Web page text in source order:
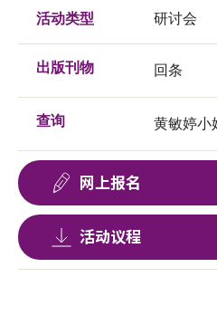
活动类型 研讨会
出版刊物 回条
查询 黄敏婷小
网上报名
活动议程